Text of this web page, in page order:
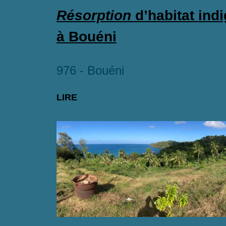
Résorption d’habitat
à Bouéni
976 - Bouéni
LIRE